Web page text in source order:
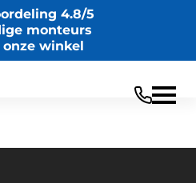
4.8/5
monteurs
onze winkel